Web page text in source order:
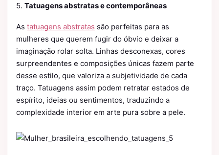
5. Tatuagens abstratas e contemporâneas
As tatuagens abstratas são perfeitas para as
mulheres que querem fugir do óbvio e deixar a
imaginação rolar solta. Linhas desconexas, cores
surpreendentes e composições únicas fazem parte
desse estilo, que valoriza a subjetividade de cada
traço. Tatuagens assim podem retratar estados de
espírito, ideias ou sentimentos, traduzindo a
complexidade interior em arte pura sobre a pele.